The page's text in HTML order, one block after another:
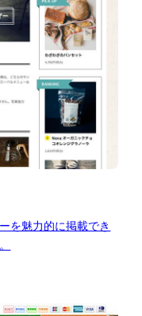
を魅力的に掲載でき